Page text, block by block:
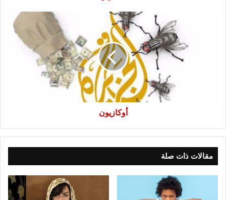
أوكازيون
مقالات ذات صلة